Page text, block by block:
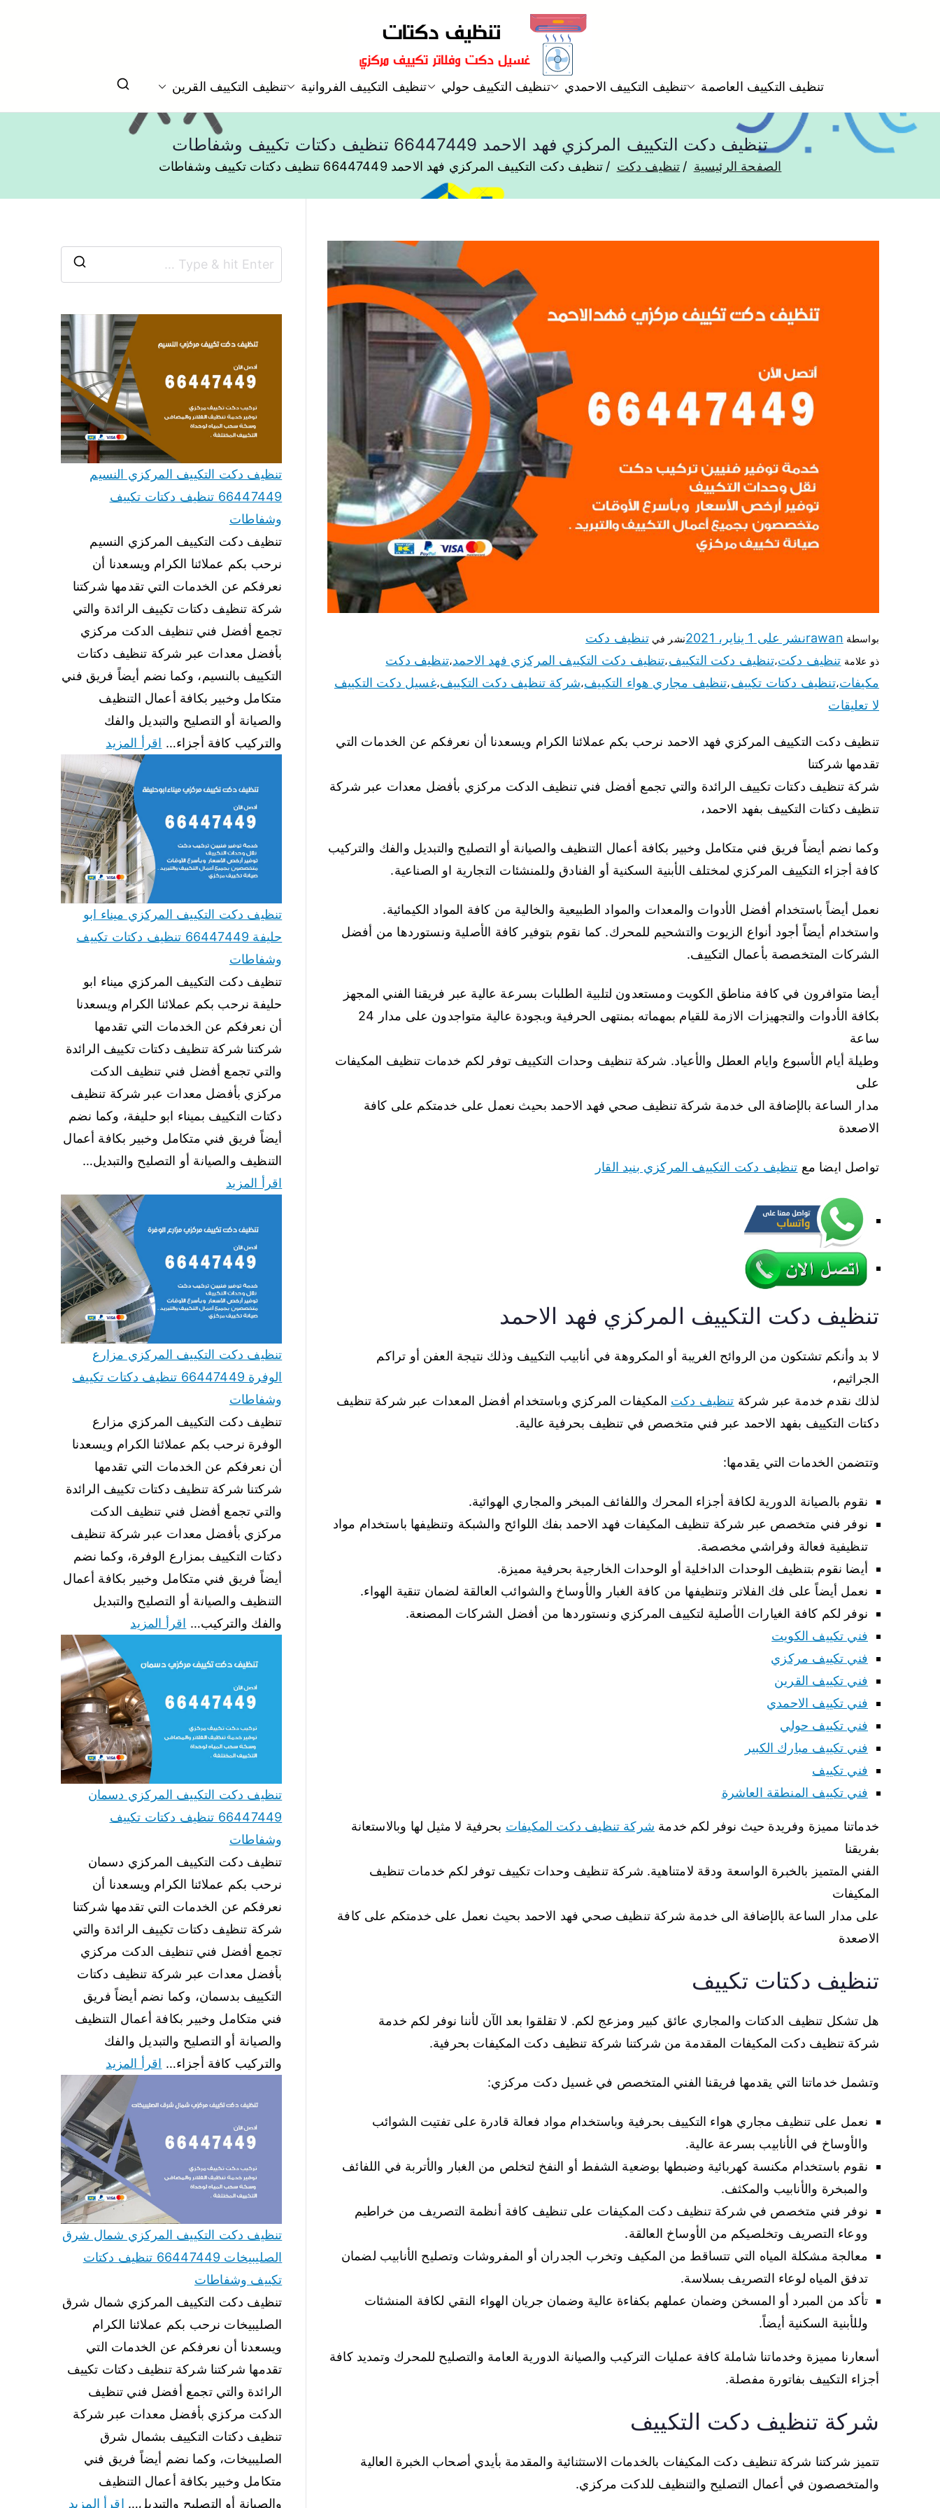
تنظيف دكتات
شركة تنظيف دكتات تكييف مركزي تنظيف التكييف العاصمة تنظيف التكييف الاحمدي تنظيف التكييف حولي تنظيف التكييف الفروانية تنظيف التكييف القرين
تنظيف دكت التكييف المركزي فهد الاحمد 66447449 تنظيف دكتات تكييف وشفاطات
الصفحة الرئيسية تنظيف دكت تنظيف دكت التكييف المركزي فهد الاحمد 66447449 تنظيف دكتات تكييف وشفاطات
بواسطة rawanنشر على 1 يناير، 2021 نشر فيتنظيف دكت
ذو علامة تنظيف دكت،تنظيف دكت التكييف،تنظيف دكت التكييف المركزي فهد الاحمد،تنظيف دكت
مكيفات،تنظيف دكتات تكييف،تنظيف مجاري هواء التكييف،شركة تنظيف دكت التكييف،غسيل دكت التكييف
لا تعليقات
تنظيف دكت التكييف المركزي فهد الاحمد نرحب بكم عملائنا الكرام ويسعدنا أن نعرفكم عن الخدمات التي
تقدمها شركتنا
شركة تنظيف دكتات تكييف الرائدة والتي تجمع أفضل فني تنظيف الدكت مركزي بأفضل معدات عبر شركة
تنظيف دكتات التكييف بفهد الاحمد،
وكما نضم أيضاً فريق فني متكامل وخبير بكافة أعمال التنظيف والصيانة أو التصليح والتبديل والفك والتركيب
كافة أجزاء التكييف المركزي لمختلف الأبنية السكنية أو الفنادق وللمنشئات التجارية او الصناعية.
نعمل أيضاً باستخدام أفضل الأدوات والمعدات والمواد الطبيعية والخالية من كافة المواد الكيمائية.
واستخدام أيضاً أجود أنواع الزيوت والتشحيم للمحرك. كما نقوم بتوفير كافة الأصلية ونستوردها من أفضل
الشركات المتخصصة بأعمال التكييف.
أيضا متوافرون في كافة مناطق الكويت ومستعدون لتلبية الطلبات بسرعة عالية عبر فريقنا الفني المجهز
بكافة الأدوات والتجهيزات الازمة للقيام بمهماته بمنتهى الحرفية وبجودة عالية متواجدون على مدار 24
ساعة
وطيلة أيام الأسبوع وايام العطل والأعياد. شركة تنظيف وحدات التكييف توفر لكم خدمات تنظيف المكيفات
على
مدار الساعة بالإضافة الى خدمة شركة تنظيف صحي فهد الاحمد بحيث نعمل على خدمتكم على كافة
الاصعدة
تواصل ايضا مع تنظيف دكت التكييف المركزي بنيد القار
تنظيف دكت التكييف المركزي فهد الاحمد
لا بد وأنكم تشتكون من الروائح الغريبة أو المكروهة في أنابيب التكييف وذلك نتيجة العفن أو تراكم
الجراثيم،
لذلك نقدم خدمة عبر شركة تنظيف دكت المكيفات المركزي وباستخدام أفضل المعدات عبر شركة تنظيف
دكتات التكييف بفهد الاحمد عبر فني متخصص في تنظيف بحرفية عالية.
وتتضمن الخدمات التي يقدمها:
نقوم بالصيانة الدورية لكافة أجزاء المحرك واللفائف المبخر والمجاري الهوائية.
نوفر فني متخصص عبر شركة تنظيف المكيفات فهد الاحمد بفك اللوائح والشبكة وتنظيفها باستخدام مواد
تنظيفية فعالة وفراشي مخصصة.
أيضا نقوم بتنظيف الوحدات الداخلية أو الوحدات الخارجية بحرفية مميزة.
نعمل أيضاً على فك الفلاتر وتنظيفها من كافة الغبار والأوساخ والشوائب العالقة لضمان تنقية الهواء.
نوفر لكم كافة الغيارات الأصلية لتكييف المركزي ونستوردها من أفضل الشركات المصنعة.
فني تكييف الكويت
فني تكييف مركزي
فني تكييف القرين
فني تكييف الاحمدي
فني تكييف حولي
فني تكييف مبارك الكبير
فني تكييف
فني تكييف المنطقة العاشرة
خدماتنا مميزة وفريدة حيث نوفر لكم خدمة شركة تنظيف دكت المكيفات بحرفية لا مثيل لها وبالاستعانة
بفريقنا
الفني المتميز بالخبرة الواسعة ودقة لامتناهية. شركة تنظيف وحدات تكييف توفر لكم خدمات تنظيف
المكيفات
على مدار الساعة بالإضافة الى خدمة شركة تنظيف صحي فهد الاحمد بحيث نعمل على خدمتكم على كافة
الاصعدة
تنظيف دكتات تكييف
هل تشكل تنظيف الدكتات والمجاري عائق كبير ومزعج لكم. لا تقلقوا بعد الآن لأننا نوفر لكم خدمة
شركة تنظيف دكت المكيفات المقدمة من شركتنا شركة تنظيف دكت المكيفات بحرفية.
وتشمل خدماتنا التي يقدمها فريقنا الفني المتخصص في غسيل دكت مركزي:
نعمل على تنظيف مجاري هواء التكييف بحرفية وباستخدام مواد فعالة قادرة على تفتيت الشوائب
والأوساخ في الأنابيب بسرعة عالية.
نقوم باستخدام مكنسة كهربائية وضبطها بوضعية الشفط أو النفخ لتخلص من الغبار والأتربة في اللفائف
والمبخرة والأنابيب والمكثف.
نوفر فني متخصص في شركة تنظيف دكت المكيفات على تنظيف كافة أنظمة التصريف من خراطيم
ووعاء التصريف وتخلصيكم من الأوساخ العالقة.
معالجة مشكلة المياه التي تتساقط من المكيف وتخرب الجدران أو المفروشات وتصليح الأنابيب لضمان
تدفق المياه لوعاء التصريف بسلاسة.
تأكد من المبرد أو المسخن وضمان عملهم بكفاءة عالية وضمان جريان الهواء النقي لكافة المنشئات
وللأبنية السكنية أيضاً.
أسعارنا مميزة وخدماتنا شاملة كافة عمليات التركيب والصيانة الدورية العامة والتصليح للمحرك وتمديد كافة
أجزاء التكييف بفاتورة مفصلة.
شركة تنظيف دكت التكييف
تتميز شركتنا شركة تنظيف دكت المكيفات بالخدمات الاستثنائية والمقدمة بأيدي أصحاب الخبرة العالية
والمتخصصون في أعمال التصليح والتنظيف للدكت مركزي.
تنظيف دكت التكييف المركزي النسيم
66447449 تنظيف دكتات تكييف
وشفاطات
تنظيف دكت التكييف المركزي النسيم
نرحب بكم عملائنا الكرام ويسعدنا أن
نعرفكم عن الخدمات التي تقدمها شركتنا
شركة تنظيف دكتات تكييف الرائدة والتي
تجمع أفضل فني تنظيف الدكت مركزي
بأفضل معدات عبر شركة تنظيف دكتات
التكييف بالنسيم، وكما نضم أيضاً فريق فني
متكامل وخبير بكافة أعمال التنظيف
والصيانة أو التصليح والتبديل والفك
والتركيب كافة أجزاء… اقرأ المزيد
تنظيف دكت التكييف المركزي ميناء ابو
حليفة 66447449 تنظيف دكتات تكييف
وشفاطات
تنظيف دكت التكييف المركزي ميناء ابو
حليفة نرحب بكم عملائنا الكرام ويسعدنا
أن نعرفكم عن الخدمات التي تقدمها
شركتنا شركة تنظيف دكتات تكييف الرائدة
والتي تجمع أفضل فني تنظيف الدكت
مركزي بأفضل معدات عبر شركة تنظيف
دكتات التكييف بميناء ابو حليفة، وكما نضم
أيضاً فريق فني متكامل وخبير بكافة أعمال
التنظيف والصيانة أو التصليح والتبديل…
اقرأ المزيد
تنظيف دكت التكييف المركزي مزارع
الوفرة 66447449 تنظيف دكتات تكييف
وشفاطات
تنظيف دكت التكييف المركزي مزارع
الوفرة نرحب بكم عملائنا الكرام ويسعدنا
أن نعرفكم عن الخدمات التي تقدمها
شركتنا شركة تنظيف دكتات تكييف الرائدة
والتي تجمع أفضل فني تنظيف الدكت
مركزي بأفضل معدات عبر شركة تنظيف
دكتات التكييف بمزارع الوفرة، وكما نضم
أيضاً فريق فني متكامل وخبير بكافة أعمال
التنظيف والصيانة أو التصليح والتبديل
والفك والتركيب… اقرأ المزيد
تنظيف دكت التكييف المركزي دسمان
66447449 تنظيف دكتات تكييف
وشفاطات
تنظيف دكت التكييف المركزي دسمان
نرحب بكم عملائنا الكرام ويسعدنا أن
نعرفكم عن الخدمات التي تقدمها شركتنا
شركة تنظيف دكتات تكييف الرائدة والتي
تجمع أفضل فني تنظيف الدكت مركزي
بأفضل معدات عبر شركة تنظيف دكتات
التكييف بدسمان، وكما نضم أيضاً فريق
فني متكامل وخبير بكافة أعمال التنظيف
والصيانة أو التصليح والتبديل والفك
والتركيب كافة أجزاء… اقرأ المزيد
تنظيف دكت التكييف المركزي شمال شرق
الصليبيخات 66447449 تنظيف دكتات
تكييف وشفاطات
تنظيف دكت التكييف المركزي شمال شرق
الصليبيخات نرحب بكم عملائنا الكرام
ويسعدنا أن نعرفكم عن الخدمات التي
تقدمها شركتنا شركة تنظيف دكتات تكييف
الرائدة والتي تجمع أفضل فني تنظيف
الدكت مركزي بأفضل معدات عبر شركة
تنظيف دكتات التكييف بشمال شرق
الصليبيخات، وكما نضم أيضاً فريق فني
متكامل وخبير بكافة أعمال التنظيف
والصيانة أو التصليح والتبديل… اقرأ المزيد